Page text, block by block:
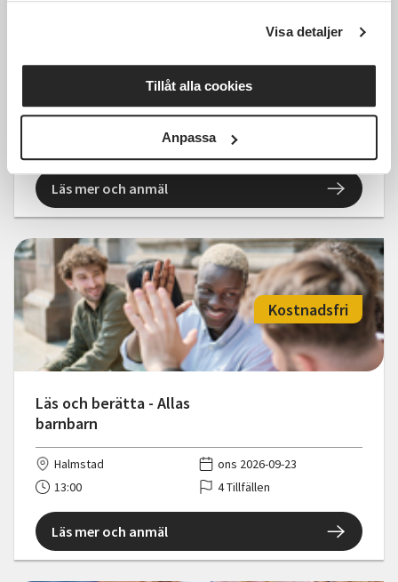
Visa detaljer
Tillåt alla cookies
Anpassa
Gravid-HarmonyYoga i Östersund
start 2 september
Östersund
ons 2026-09-02
Läs mer och anmäl
Läs och berätta - Allas
barnbarn
Kostnadsfri
Halmstad
ons 2026-09-23
13:00
4 Tillfällen
Läs mer och anmäl